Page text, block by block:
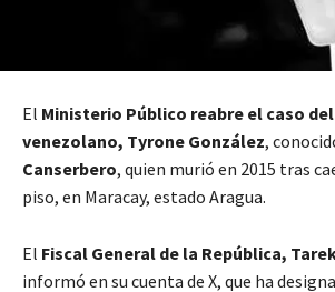
El Ministerio Público reabre el caso
venezolano, Tyrone González,
Canserbero, quien murió en 2015 tras
piso, en Maracay, estado Aragua.
El Fiscal General de la República,
informó en su cuenta de X, que ha